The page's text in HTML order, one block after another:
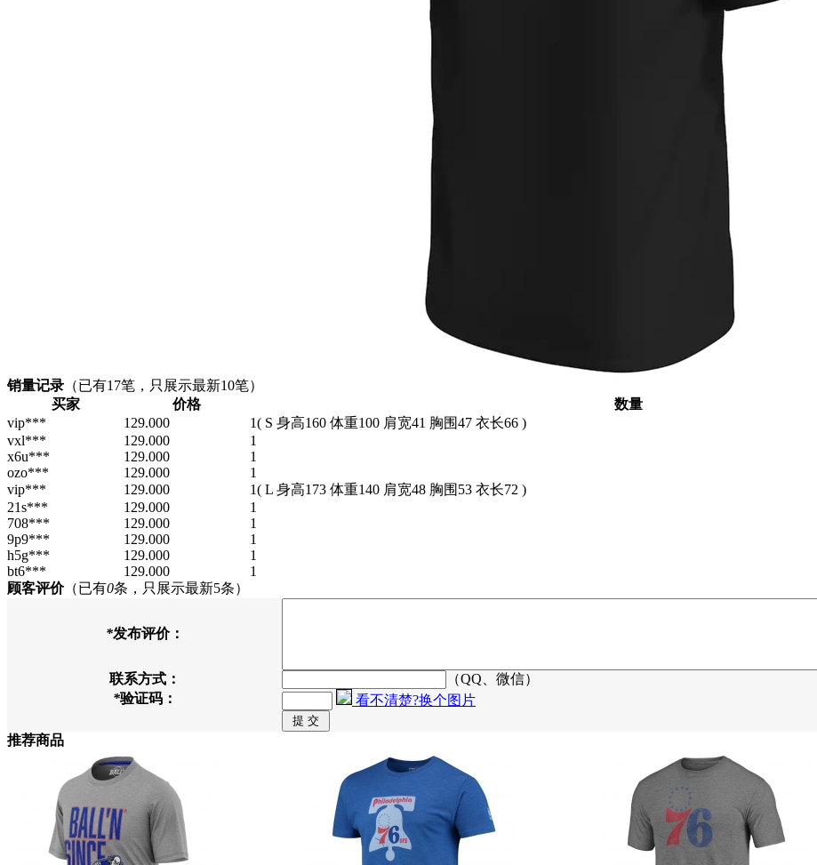
销量记录 （已有17笔，只展示最新10笔）
买家
价格 数量
vip***
129.000 1( S 身高160 体重100 肩宽41 胸围47 衣长66 )
vxl***
129.000 1
x6u***
129.000 1
ozo***
129.000 1
vip***
129.000 1( L 身高173 体重140 肩宽48 胸围53 衣长72 )
21s***
129.000 1
708***
129.000 1
9p9***
129.000 1
h5g***
129.000 1
bt6***
129.000 1
顾客评价（已有0条，只展示最新5条）
*发布评价：
联系方式：
（QQ、微信）
*验证码： 看不清楚?换个图片
推荐商品